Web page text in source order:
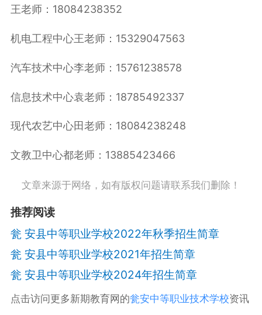
王老师：18084238352
机电工程中心王老师：15329047563
汽车技术中心李老师：15761238578
信息技术中心袁老师：18785492337
现代农艺中心田老师：18084238248
文教卫中心都老师：13885423466
文章来源于网络，如有版权问题请联系我们删除！
推荐阅读
瓮 安县中等职业学校2022年秋季招生简章
瓮 安县中等职业学校2021年招生简章
瓮 安县中等职业学校2024年招生简章
点击访问更多新期教育网的瓮安中等职业技术学校资讯